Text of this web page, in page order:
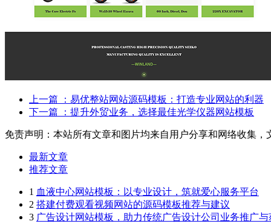
上一篇
：易优整站网站源码模板：打造专业网站的利器
下一篇
：提升外贸业务，选择最佳光学仪器网站模板
免责声明：本站所有文章和图片均来自用户分享和网络收集
最新文章
推荐文章
1 血液中心网站模板：以专业设计，筑就爱心服务平台
2 搭建付费观看视频网站的源码模板推荐与建议
3 广告设计网站模板，助力传统广告设计公司业务推广与